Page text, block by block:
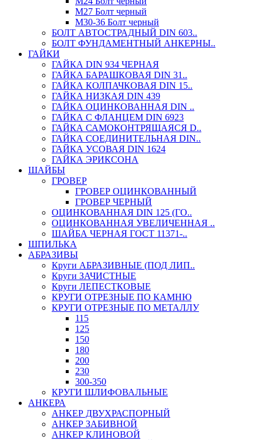
М27 Болт черный
М30-36 Болт черный
БОЛТ АВТОСТРАДНЫЙ DIN 603..
БОЛТ ФУНДАМЕНТНЫЙ АНКЕРНЫ..
ГАЙКИ
ГАЙКА DIN 934 ЧЕРНАЯ
ГАЙКА БАРАШКОВАЯ DIN 31..
ГАЙКА КОЛПАЧКОВАЯ DIN 15..
ГАЙКА НИЗКАЯ DIN 439
ГАЙКА ОЦИНКОВАННАЯ DIN ..
ГАЙКА С ФЛАНЦЕМ DIN 6923
ГАЙКА САМОКОНТРЯЩАЯСЯ D..
ГАЙКА СОЕДИНИТЕЛЬНАЯ DIN..
ГАЙКА УСОВАЯ DIN 1624
ГАЙКА ЭРИКСОНА
ШАЙБЫ
ГРОВЕР
ГРОВЕР ОЦИНКОВАННЫЙ
ГРОВЕР ЧЕРНЫЙ
ОЦИНКОВАННАЯ DIN 125 (ГО..
ОЦИНКОВАННАЯ УВЕЛИЧЕННАЯ ..
ШАЙБА ЧЕРНАЯ ГОСТ 11371-..
ШПИЛЬКА
АБРАЗИВЫ
Круги АБРАЗИВНЫЕ (ПОД ЛИП..
Круги ЗАЧИСТНЫЕ
Круги ЛЕПЕСТКОВЫЕ
КРУГИ ОТРЕЗНЫЕ ПО КАМНЮ
КРУГИ ОТРЕЗНЫЕ ПО МЕТАЛЛУ
115
125
150
180
200
230
300-350
КРУГИ ШЛИФОВАЛЬНЫЕ
АНКЕРА
АНКЕР ДВУХРАСПОРНЫЙ
АНКЕР ЗАБИВНОЙ
АНКЕР КЛИНОВОЙ